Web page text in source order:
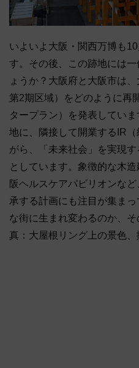
いよいよ大阪・関西万博も
す。その後、この跡地には
ょうか？大阪府と大阪市は
第2期区域）をどのように再
タープラン）を発表してい
地に、隣接して開業するIR
がら、「未来社会」を実現
としています。象徴的な木
阪ヘルスケアパビリオンな
承する計画にも注目が集ま
な街に生まれ変わるのか、
真：大屋根リング上の景色、